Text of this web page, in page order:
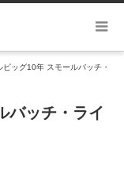
ピッグ10年 スモールバッチ・
バッチ・ライ